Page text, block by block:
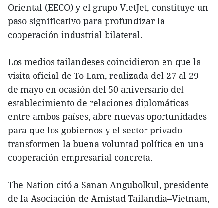
Oriental (EECO) y el grupo VietJet, constituye un
paso significativo para profundizar la
cooperación industrial bilateral.
Los medios tailandeses coincidieron en que la
visita oficial de To Lam, realizada del 27 al 29
de mayo en ocasión del 50 aniversario del
establecimiento de relaciones diplomáticas
entre ambos países, abre nuevas oportunidades
para que los gobiernos y el sector privado
transformen la buena voluntad política en una
cooperación empresarial concreta.
The Nation citó a Sanan Angubolkul, presidente
de la Asociación de Amistad Tailandia–Vietnam,